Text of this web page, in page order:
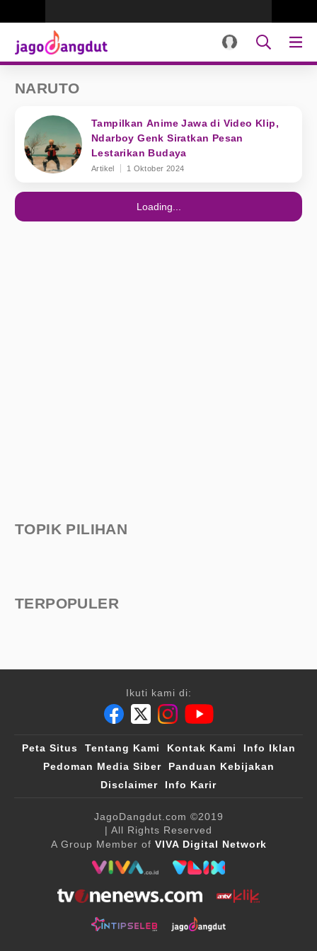
NARUTO
Tampilkan Anime Jawa di Video Klip,
Ndarboy Genk Siratkan Pesan
Lestarikan Budaya
Artikel 1 Oktober 2024
Loading...
TOPIK PILIHAN
TERPOPULER
Ikuti kami di:
Peta Situs Tentang Kami Kontak Kami
Info Iklan
Pedoman Media Siber
Panduan Kebijakan
Disclaimer
Info Karir
JagoDangdut.com ©2019
| All Rights Reserved
A Group Member of VIVA Digital Network